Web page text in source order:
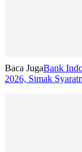
Baca JugaBank
2026, Simak